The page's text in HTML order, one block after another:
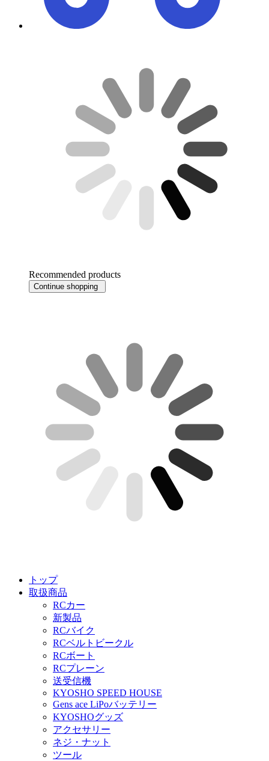
Recommended products
Continue shopping
トップ
取扱商品
RCカー
新製品
RCバイク
RCベルトビークル
RCボート
RCプレーン
送受信機
KYOSHO SPEED HOUSE
Gens ace LiPoバッテリー
KYOSHOグッズ
アクセサリー
ネジ・ナット
ツール